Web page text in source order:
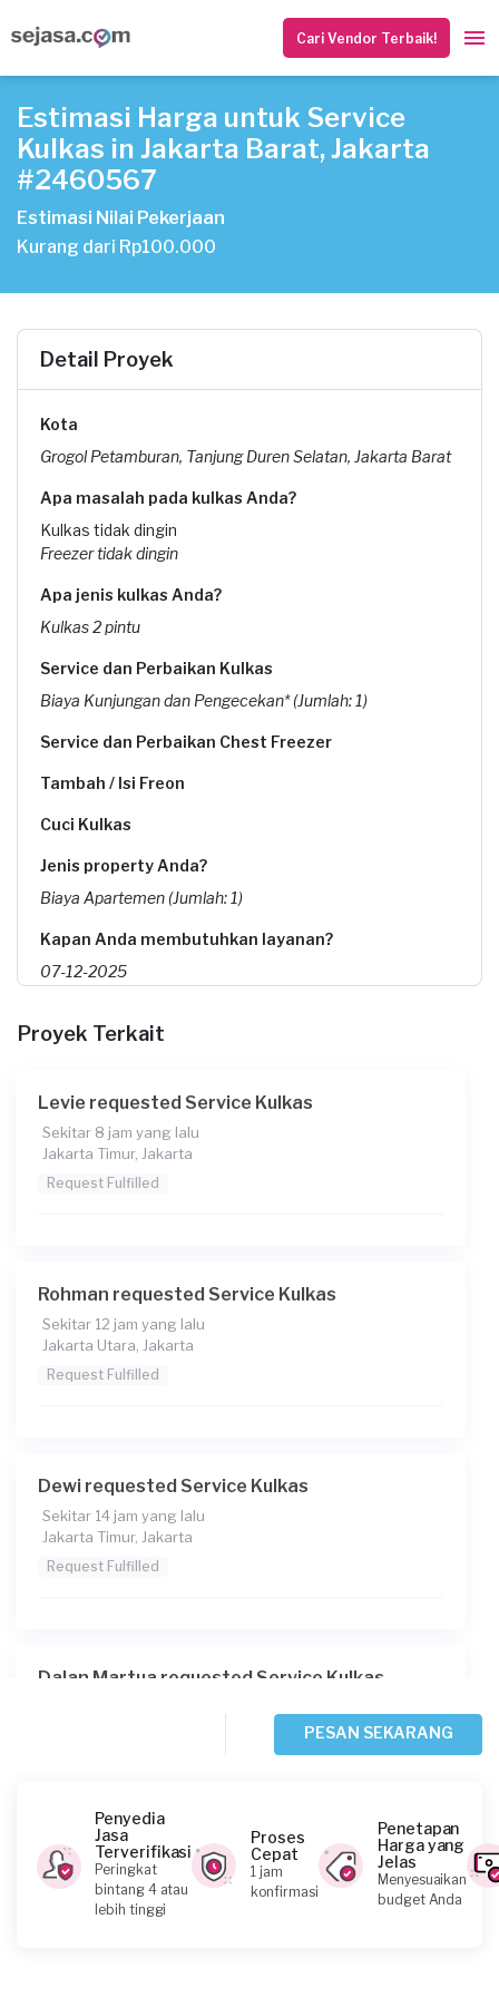
Cari Vendor Terbaik!
Estimasi Harga untuk Service
Kulkas in Jakarta Barat, Jakarta
#2460567
Estimasi Nilai Pekerjaan
Kurang dari Rp100.000
Detail Proyek
Kota
Grogol Petamburan, Tanjung Duren Selatan, Jakarta Barat
Apa masalah pada kulkas Anda?
Kulkas tidak dingin
Freezer tidak dingin
Apa jenis kulkas Anda?
Kulkas 2 pintu
Service dan Perbaikan Kulkas
Biaya Kunjungan dan Pengecekan* (Jumlah: 1)
Service dan Perbaikan Chest Freezer
Tambah / Isi Freon
Cuci Kulkas
Jenis property Anda?
Biaya Apartemen (Jumlah: 1)
Kapan Anda membutuhkan layanan?
07-12-2025
14:30
Rp95.000 + Rp11.000 (biaya layanan) + Rp1.735 (biaya
Transaksi)
Proyek Terkait
Levie requested Service Kulkas
Sekitar 8 jam yang lalu
Jakarta Timur, Jakarta
Request Fulfilled
Rohman requested Service Kulkas
Sekitar 12 jam yang lalu
Jakarta Utara, Jakarta
Request Fulfilled
Dewi requested Service Kulkas
Sekitar 14 jam yang lalu
Jakarta Timur, Jakarta
Request Fulfilled
Dalan Martua requested Service Kulkas
Ben requested Service Kulkas
Sekitar 23 jam yang lalu
Jakarta Barat, Jakarta
PESAN SEKARANG
Penyedia
Jasa
Terverifikasi
Peringkat
bintang 4 atau
lebih tinggi
Proses
Cepat
1 jam
konfirmasi
Penetapan
Harga yang
Jelas
Menyesuaikan
budget Anda